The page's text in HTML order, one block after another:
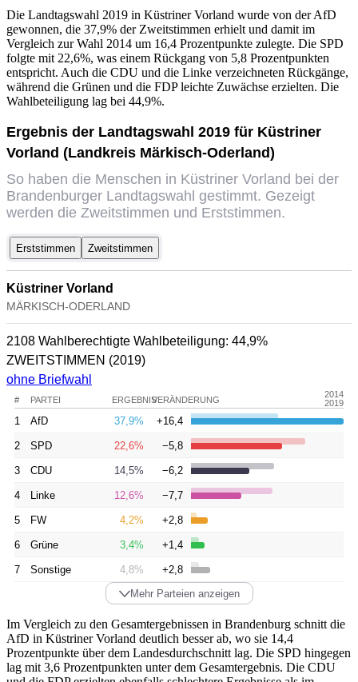
Die Landtagswahl 2019 in Küstriner Vorland wurde von der AfD
gewonnen, die 37,9% der Zweitstimmen erhielt und damit im
Vergleich zur Wahl 2014 um 16,4 Prozentpunkte zulegte. Die SPD
folgte mit 22,6%, was einem Rückgang von 5,8 Prozentpunkten
entspricht. Auch die CDU und die Linke verzeichneten Rückgänge,
während die Grünen und die FDP leichte Zuwächse erzielten. Die
Wahlbeteiligung lag bei 44,9%.
Ergebnis der Landtagswahl 2019 für Küstriner
Vorland (Landkreis Märkisch-Oderland)
So haben die Menschen in Küstriner Vorland bei der
Brandenburger Landtagswahl gestimmt. Gezeigt
werden die Zweitstimmen und Erststimmen.
Erststimmen Zweitstimmen
Küstriner Vorland
MÄRKISCH-ODERLAND
2108 Wahlberechtigte Wahlbeteiligung: 44,9%
ZWEITSTIMMEN (2019)
ohne Briefwahl
# PARTEI ERGEBNISVERÄNDERUNG
2014
2019
1 AfD 37,9% +16,4
2 SPD 22,6% −5,8
3 CDU 14,5% −6,2
4 Linke 12,6% −7,7
5 FW 4,2% +2,8
6 Grüne 3,4% +1,4
7 Sonstige 4,8%
+2,8
Mehr Parteien anzeigen
Im Vergleich zu den Gesamtergebnissen in Brandenburg schnitt die
AfD in Küstriner Vorland deutlich besser ab, wo sie 14,4
Prozentpunkte über dem Landesdurchschnitt lag. Die SPD hingegen
lag mit 3,6 Prozentpunkten unter dem Gesamtergebnis. Die CDU